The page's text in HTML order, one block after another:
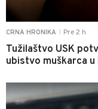
CRNA HRONIKA Pre 2 h
Tužilaštvo USK
ubistvo muškarca